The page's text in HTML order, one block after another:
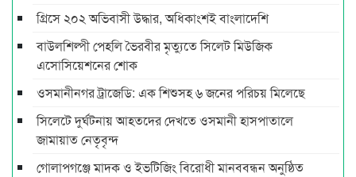
গ্রিসে ২০২ অভিবাসী উদ্ধার, অধিকাংশই বাংলাদেশি
বাউলশিল্পী পেহলি ভৈরবীর মৃত্যুতে সিলেট মিউজিক
এসোসিয়েশনের শোক
ওসমানীনগর ট্রাজেডি: এক শিশুসহ ৬ জনের পরিচয় মিলেছে
সিলেটে দুর্ঘটনায় আহতদের দেখতে ওসমানী হাসপাতালে
জামায়াত নেতৃবৃন্দ
গোলাপগঞ্জে মাদক ও ইভটিজিং বিরোধী মানববন্ধন অনুষ্ঠিত